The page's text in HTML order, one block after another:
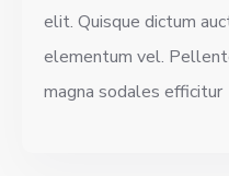
elit. Quisque dictum
elementum vel.
magna sodales efficitur